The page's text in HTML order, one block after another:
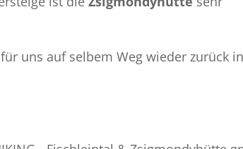
uns auf selbem Weg wieder zurück